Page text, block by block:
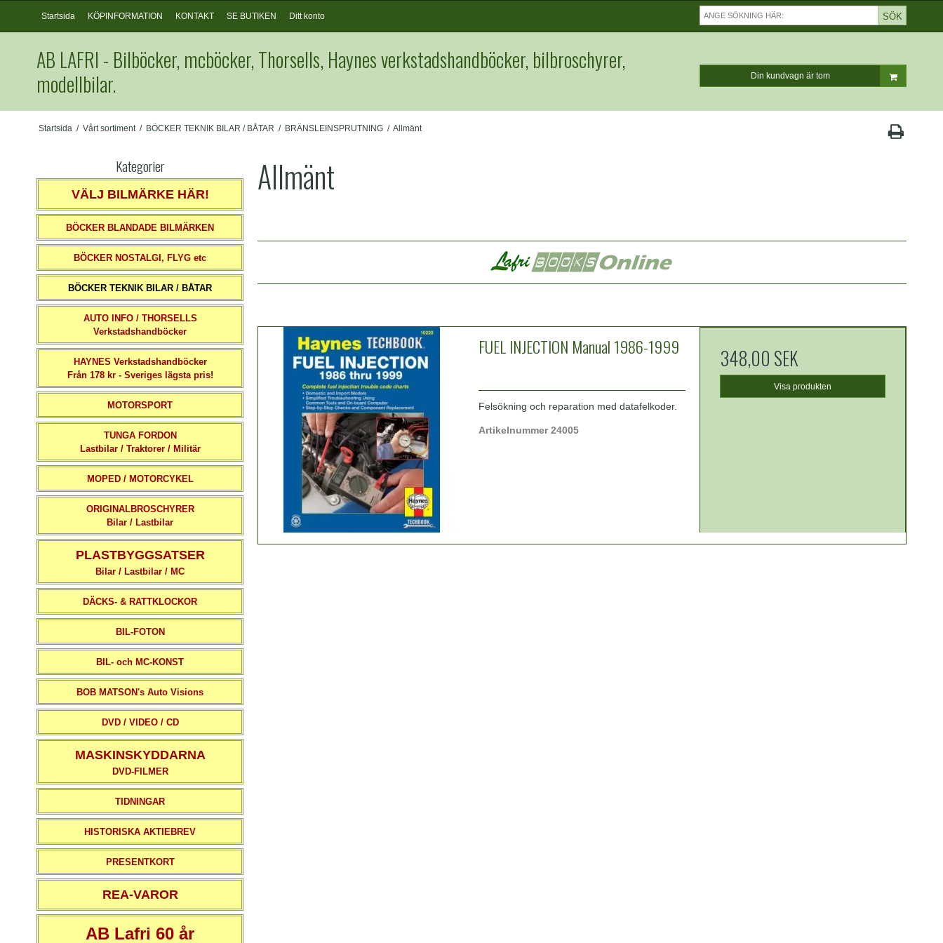
Startsida KÖPINFORMATION KONTAKT SE BUTIKEN Ditt konto SÖK
AB LAFRI - Bilböcker, mcböcker, Thorsells, Haynes verkstadshandböcker, bilbroschyrer,
modellbilar.
Din kundvagn är tom
Startsida / Vårt sortiment / BÖCKER TEKNIK BILAR / BÅTAR / BRÄNSLEINSPRUTNING / Allmänt
Kategorier
VÄLJ BILMÄRKE HÄR!
BÖCKER BLANDADE BILMÄRKEN
BÖCKER NOSTALGI, FLYG etc
BÖCKER TEKNIK BILAR / BÅTAR
AUTO INFO / THORSELLS
Verkstadshandböcker
HAYNES Verkstadshandböcker
Från 178 kr - Sveriges lägsta pris!
MOTORSPORT
TUNGA FORDON
Lastbilar / Traktorer / Militär
MOPED / MOTORCYKEL
ORIGINALBROSCHYRER
Bilar / Lastbilar
PLASTBYGGSATSER
Bilar / Lastbilar / MC
DÄCKS- & RATTKLOCKOR
BIL-FOTON
BIL- och MC-KONST
BOB MATSON's Auto Visions
DVD / VIDEO / CD
MASKINSKYDDARNA
DVD-FILMER
TIDNINGAR
HISTORISKA AKTIEBREV
PRESENTKORT
REA-VAROR
AB Lafri 60 år
Allmänt
FUEL INJECTION Manual 1986-1999
Felsökning och reparation med datafelkoder.
Artikelnummer 24005
348,00 SEK
Visa produkten